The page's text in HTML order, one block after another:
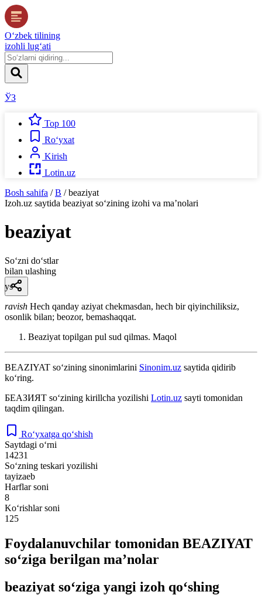
O‘zbek tilining
izohli lug‘ati
ЎЗ
Top 100
Ro‘yxat
Kirish
Lotin.uz
Bosh sahifa / B / beaziyat
Izoh.uz saytida beaziyat so‘zining izohi va ma’nolari
beaziyat
So‘zni do‘stlar
bilan ulashing
ys
ravish Hech qanday aziyat chekmasdan, hech bir qiyinchiliksiz,
osonlik bilan; beozor, bemashaqqat.
Beaziyat topilgan pul sud qilmas. Maqol
BEAZIYAT so‘zining sinonimlarini Sinonim.uz saytida qidirib
ko‘ring.
БЕАЗИЯТ so‘zining kirillcha yozilishi Lotin.uz sayti tomonidan
taqdim qilingan.
Ro‘yxatga qo‘shish
Saytdagi o‘rni
14231
So‘zning teskari yozilishi
tayizaeb
Harflar soni
8
Ko‘rishlar soni
125
Foydalanuvchilar tomonidan BEAZIYAT
so‘ziga berilgan ma’nolar
beaziyat so‘ziga yangi izoh qo‘shing